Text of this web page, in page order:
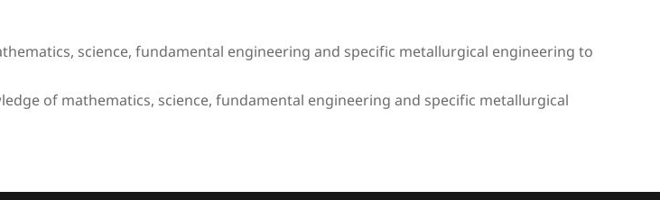
science, fundamental engineering and specific metallurgical engineering to
of mathematics, science, fundamental engineering and specific metallurgical